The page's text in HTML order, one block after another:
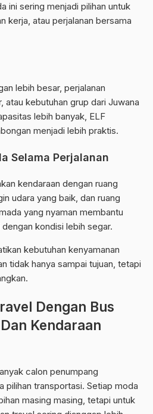
ini sering menjadi pilihan untuk
kerja, atau perjalanan bersama
lebih besar, perjalanan
atau kebutuhan grup dari Juwana
lebih banyak, ELF
menjadi lebih praktis.
Selama Perjalanan
kendaraan dengan ruang
udara yang baik, dan ruang
yang nyaman membantu
kondisi lebih segar.
kebutuhan kenyamanan
tidak hanya sampai tujuan, tetapi
Dengan Bus
Kendaraan
calon penumpang
pilihan transportasi. Setiap moda
masing masing, tetapi untuk